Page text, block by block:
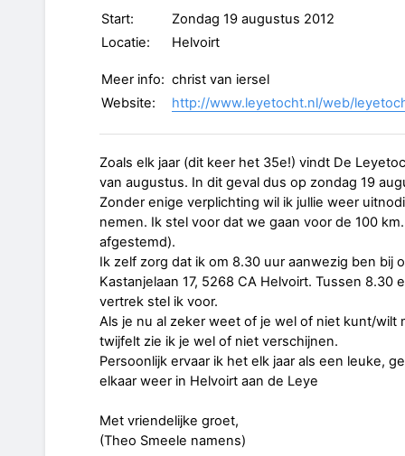
Start:
Zondag 19 augustus 2012
Locatie:
Helvoirt
Meer info: christ van iersel
Website:
http://www.leyetocht.nl/web/
Zoals elk jaar (dit keer het 35e!) vindt De
van augustus. In dit geval dus op zondag 19
Zonder enige verplichting wil ik jullie weer
nemen. Ik stel voor dat we gaan voor de 100
afgestemd).
Ik zelf zorg dat ik om 8.30 uur aanwezig ben bij
Kastanjelaan 17, 5268 CA Helvoirt. Tussen
vertrek stel ik voor.
Als je nu al zeker weet of je wel of niet kunt/wilt
twijfelt zie ik je wel of niet verschijnen.
Persoonlijk ervaar ik het elk jaar als een leuke,
elkaar weer in Helvoirt aan de Leye
Met vriendelijke groet,
(Theo Smeele namens)